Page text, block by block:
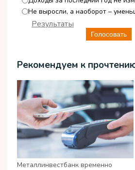
Не выросли, а наоборот –
Голосовать
Результаты
Рекомендуем к
Металлинвестбанк временно